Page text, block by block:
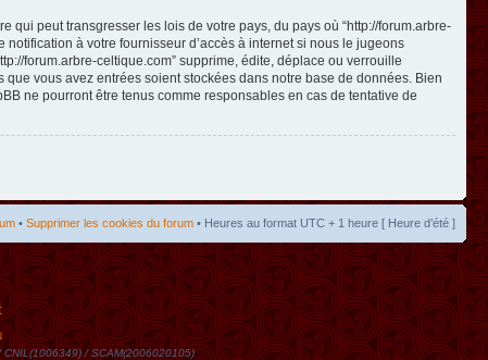
peut transgresser les lois de votre pays, du pays où “http://forum.arbre-
à votre fournisseur d’accès à internet si nous le jugeons
forum.arbre-celtique.com” supprime, édite, déplace ou verrouille
vous avez entrées soient stockées dans notre base de données. Bien
ne pourront être tenus comme responsables en cas de tentative de
• Supprimer les cookies du forum • Heures au format UTC + 1 heure [ Heure d’été ]
/ SCAM(2006020105)